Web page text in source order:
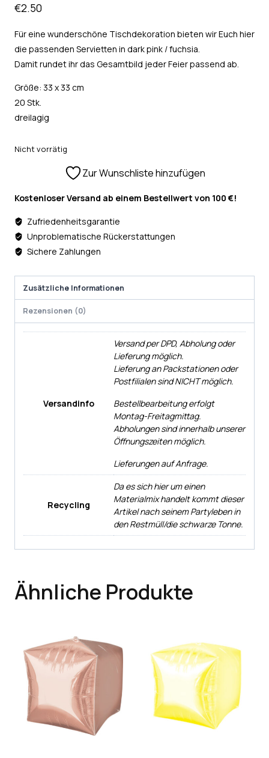
€2.50
Für eine wunderschöne Tischdekoration bieten wir Euch hier
die passenden Servietten in dark pink / fuchsia.
Damit rundet ihr das Gesamtbild jeder Feier passend ab.
Größe: 33 x 33 cm
20 Stk.
dreilagig
Nicht vorrätig
Zur Wunschliste hinzufügen
Kostenloser Versand ab einem Bestellwert von 100 €!
Zufriedenheitsgarantie
Unproblematische Rückerstattungen
Sichere Zahlungen
Zusätzliche Informationen
Rezensionen (0)
Versandinfo
Versand per DPD, Abholung oder
Lieferung möglich.
Lieferung an Packstationen oder
Postfilialen sind NICHT möglich.
Bestellbearbeitung erfolgt
Montag-Freitagmittag.
Abholungen sind innerhalb unserer
Öffnungszeiten möglich.
Lieferungen auf Anfrage.
Recycling
Da es sich hier um einen
Materialmix handelt kommt dieser
Artikel nach seinem Partyleben in
den Restmüll/die schwarze Tonne.
Ähnliche Produkte